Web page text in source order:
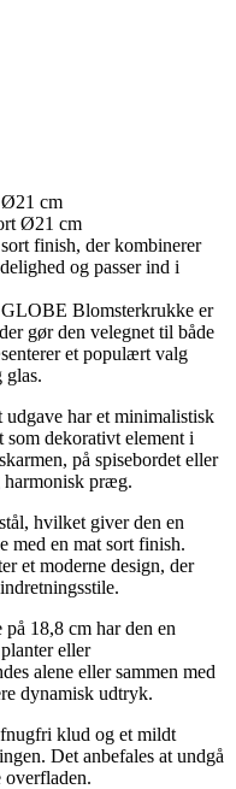
cm
finish, der kombinerer
og passer ind i
Blomsterkrukke er
gør den velegnet til både
et populært valg
glas.
har et minimalistisk
som dekorativt element i
på spisebordet eller
harmonisk præg.
hvilket giver den en
med en mat sort finish.
et moderne design, der
18,8 cm har den en
eller
alene eller sammen med
dynamisk udtryk.
klud og et mildt
Det anbefales at undgå
overfladen.